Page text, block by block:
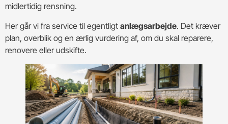
midlertidig rensning.
Her går vi fra service til egentligt anlægsarbejde. Det kræver
plan, overblik og en ærlig vurdering af, om du skal reparere,
renovere eller udskifte.